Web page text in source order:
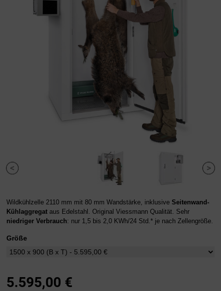
Wildkühlzelle 2110 mm mit 80 mm Wandstärke, inklusive Seitenwand-
Kühlaggregat aus Edelstahl. Original Viessmann Qualität. Sehr
niedriger Verbrauch: nur 1,5 bis 2,0 KWh/24 Std.* je nach Zellengröße.
Größe
5.595,00 €